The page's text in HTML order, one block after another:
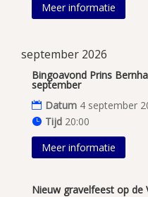
Meer informatie
september 2026
Bingoavond Prins
september
Datum 4 september
Tijd 20:00
Meer informatie
Nieuw gravelfeest op de